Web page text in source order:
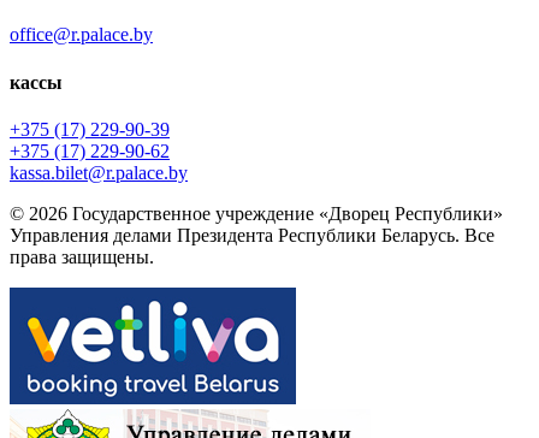
office@r.palace.by
кассы
+375 (17) 229-90-39
+375 (17) 229-90-62
kassa.bilet@r.palace.by
© 2026 Государственное учреждение «Дворец Республики»
Управления делами Президента Республики Беларусь. Все
права защищены.